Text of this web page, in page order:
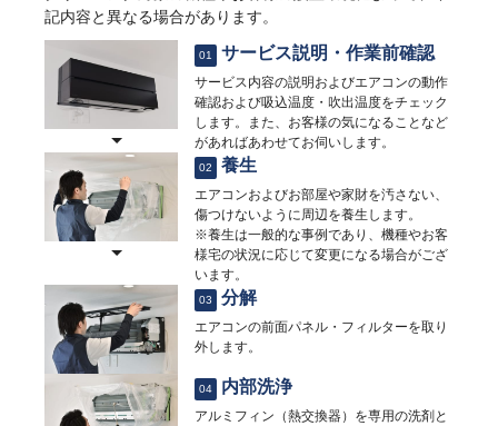
記内容と異なる場合があります。
01 サービス説明・作業前確認
サービス内容の説明およびエアコンの動作
確認および吸込温度・吹出温度をチェック
します。また、お客様の気になることなど
があればあわせてお伺いします。
02 養生
エアコンおよびお部屋や家財を汚さない、
傷つけないように周辺を養生します。
※養生は一般的な事例であり、機種やお客
様宅の状況に応じて変更になる場合がござ
います。
03 分解
エアコンの前面パネル・フィルターを取り
外します。
04 内部洗浄
アルミフィン（熱交換器）を専用の洗剤と